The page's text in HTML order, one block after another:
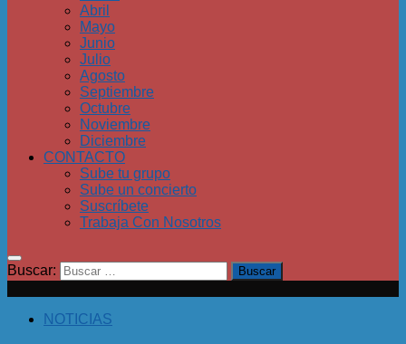
Abril
Mayo
Junio
Julio
Agosto
Septiembre
Octubre
Noviembre
Diciembre
CONTACTO
Sube tu grupo
Sube un concierto
Suscríbete
Trabaja Con Nosotros
Buscar:
NOTICIAS